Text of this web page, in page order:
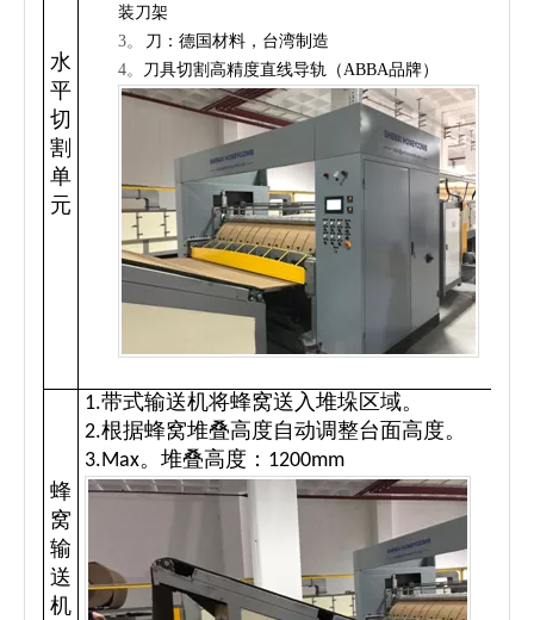
水
平
切
割
单
元
装刀架
3。
刀：德国材料，台湾制造
4。 刀具切割高精度直线导轨（ABBA品牌）
蜂
窝
输
送
机
1.带式输送机将蜂窝送入堆垛区域。
2.根据蜂窝堆叠高度自动调整台面高度。
3.Max。堆叠高度：1200mm